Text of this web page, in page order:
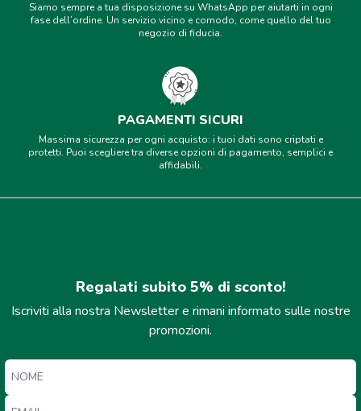
Siamo sempre a tua disposizione su WhatsApp per aiutarti in ogni
fase dell’ordine. Un servizio vicino e comodo, come quello del tuo
negozio di fiducia.
PAGAMENTI SICURI
Massima sicurezza per ogni acquisto: i tuoi dati sono criptati e
protetti. Puoi scegliere tra diverse opzioni di pagamento, semplici e
affidabili.
Regalati subito 5% di sconto!
Iscriviti alla nostra Newsletter e rimani informato sulle nostre
promozioni.